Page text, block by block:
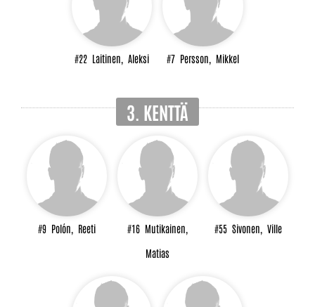
#22 Laitinen, Aleksi #7 Persson, Mikkel
3. KENTTÄ
#9 Polón, Reeti #16 Mutikainen,
Matias
#55 Sivonen, Ville